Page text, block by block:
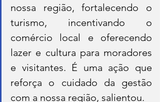
nossa região, fortalecendo o
turismo, incentivando o
comércio local e oferecendo
lazer e cultura para moradores
e visitantes. É uma ação que
reforça o cuidado da gestão
com a nossa região, salientou.